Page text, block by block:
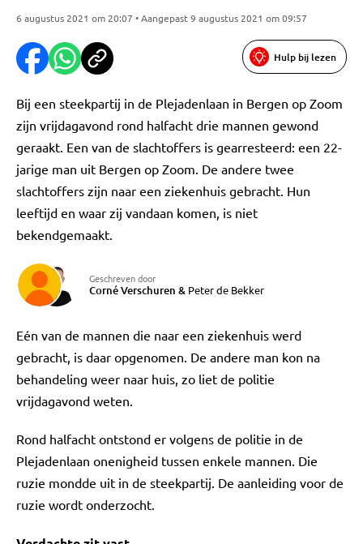
6 augustus 2021 om 20:07 • Aangepast 9 augustus 2021 om 09:57
Hulp bij lezen
Bij een steekpartij in de Plejadenlaan in Bergen op Zoom
zijn vrijdagavond rond halfacht drie mannen gewond
geraakt. Een van de slachtoffers is gearresteerd: een 22-
jarige man uit Bergen op Zoom. De andere twee
slachtoffers zijn naar een ziekenhuis gebracht. Hun
leeftijd en waar zij vandaan komen, is niet
bekendgemaakt.
Geschreven door
Corné Verschuren & Peter de Bekker
Eén van de mannen die naar een ziekenhuis werd
gebracht, is daar opgenomen. De andere man kon na
behandeling weer naar huis, zo liet de politie
vrijdagavond weten.
Rond halfacht ontstond er volgens de politie in de
Plejadenlaan onenigheid tussen enkele mannen. Die
ruzie mondde uit in de steekpartij. De aanleiding voor de
ruzie wordt onderzocht.